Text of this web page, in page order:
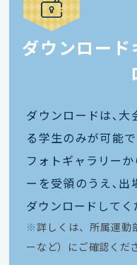
ダウンロー
ダウンロードは､大
る学生のみが可能
フォトギャラリー
ーを受領のうえ､出
ダウンロードしてく
※ 詳しくは、所属運動
ーなど）にご確認くだ